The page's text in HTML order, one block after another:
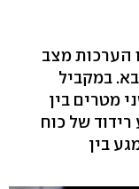
הערכות מצב
במקביל
מטרים בין
של כוח
בין